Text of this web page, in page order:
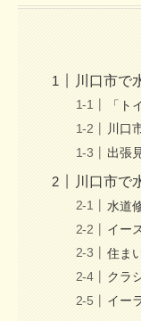
川口市で
「ト
川口
出張
川口市で
水道
イー
住ま
クラ
イー